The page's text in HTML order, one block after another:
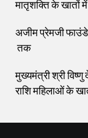
मातृशक्ति के खातों
अजीम प्रेमजी
तक
मुख्यमंत्री श्री
राशि महिलाओं के